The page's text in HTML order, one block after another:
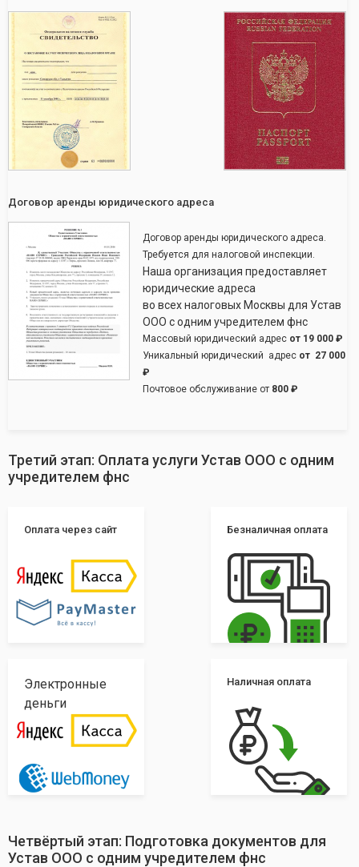
Договор аренды юридического адреса
Договор аренды юридического адреса.
Требуется для налоговой инспекции.
Наша организация предоставляет
юридические адреса
во всех налоговых Москвы для Устав
ООО с одним учредителем фнс
Массовый юридический адрес от 19 000 ₽
Уникальный юридический адрес от 27 000
₽
Почтовое обслуживание от 800 ₽
Третий этап: Оплата услуги Устав ООО с одним
учредителем фнс
Оплата через сайт Безналичная оплата
Электронные
деньги
Наличная оплата
Четвёртый этап: Подготовка документов для
Устав ООО с одним учредителем фнс